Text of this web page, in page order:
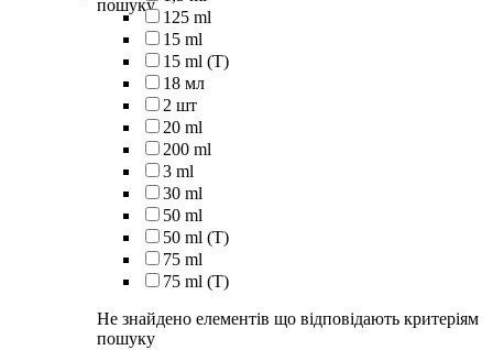
пошуку
125 ml
15 ml
15 ml (T)
18 мл
2 шт
20 ml
200 ml
3 ml
30 ml
50 ml
50 ml (T)
75 ml
75 ml (T)
Не знайдено елементів що відповідають критеріям
пошуку